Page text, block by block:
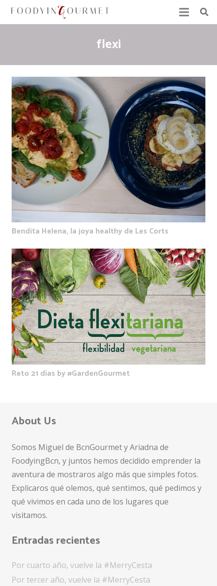
flexi
Bendita Helena, la joya healthy de Les Corts
Reto 21 días by #GardenGourmet
About Us
Somos Miguel de BcnGourmet y Ariadna de
FoodyingBcn, y juntos hemos decidido emprender la
aventura de mostraros algo más que simples fotos.
Explicaros qué olemos, qué sentimos, qué pedimos y
qué vivimos en cada uno de los lugares que
visitamos.
Entradas recientes
Por cuarto año, vuelve la #MerryCesta
Por tercer año, vuelve la #MerryCesta